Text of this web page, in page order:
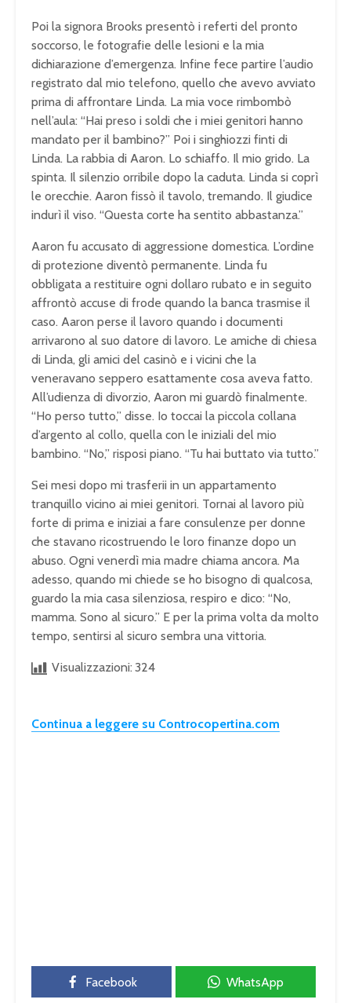
Poi la signora Brooks presentò i referti del pronto
soccorso, le fotografie delle lesioni e la mia
dichiarazione d’emergenza. Infine fece partire l’audio
registrato dal mio telefono, quello che avevo avviato
prima di affrontare Linda. La mia voce rimbombò
nell’aula: “Hai preso i soldi che i miei genitori hanno
mandato per il bambino?” Poi i singhiozzi finti di
Linda. La rabbia di Aaron. Lo schiaffo. Il mio grido. La
spinta. Il silenzio orribile dopo la caduta. Linda si coprì
le orecchie. Aaron fissò il tavolo, tremando. Il giudice
indurì il viso. “Questa corte ha sentito abbastanza.”
Aaron fu accusato di aggressione domestica. L’ordine
di protezione diventò permanente. Linda fu
obbligata a restituire ogni dollaro rubato e in seguito
affrontò accuse di frode quando la banca trasmise il
caso. Aaron perse il lavoro quando i documenti
arrivarono al suo datore di lavoro. Le amiche di chiesa
di Linda, gli amici del casinò e i vicini che la
veneravano seppero esattamente cosa aveva fatto.
All’udienza di divorzio, Aaron mi guardò finalmente.
“Ho perso tutto,” disse. Io toccai la piccola collana
d’argento al collo, quella con le iniziali del mio
bambino. “No,” risposi piano. “Tu hai buttato via tutto.”
Sei mesi dopo mi trasferii in un appartamento
tranquillo vicino ai miei genitori. Tornai al lavoro più
forte di prima e iniziai a fare consulenze per donne
che stavano ricostruendo le loro finanze dopo un
abuso. Ogni venerdì mia madre chiama ancora. Ma
adesso, quando mi chiede se ho bisogno di qualcosa,
guardo la mia casa silenziosa, respiro e dico: “No,
mamma. Sono al sicuro.” E per la prima volta da molto
tempo, sentirsi al sicuro sembra una vittoria.
Visualizzazioni: 324
Continua a leggere su Controcopertina.com
Facebook WhatsApp